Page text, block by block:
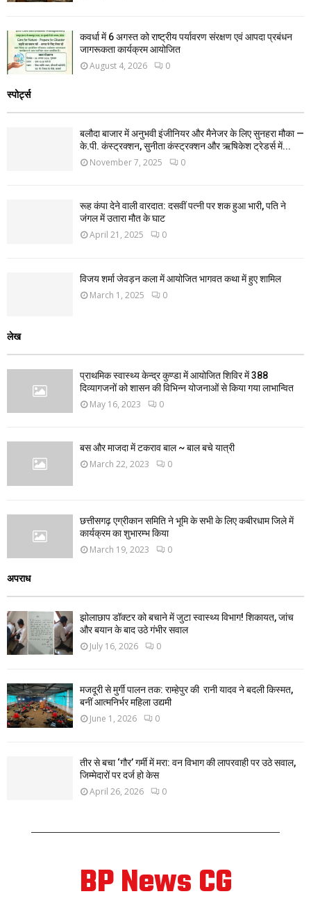
कवर्धा में 6 अगस्त को राष्ट्रीय पर्यावरण संरक्षण एवं आपदा प्रबंधन
जागरूकता कार्यक्रम आयोजित
August 4, 2026 0
स्पोर्ट्स
बलौदा बाजार में अनुभवी इंजीनियर और मैनेजर के लिए सुनहरा मौका —
के.पी. कंस्ट्रक्शन, सुनीता कंस्ट्रक्शन और ऋषिकेश ट्रेडर्स में...
November 7, 2025 0
रूह कंपा देने वाली वारदात: दसवीं पत्नी पर शक हुआ भारी, पति ने
जंगल में उतारा मौत के घाट
April 21, 2025 0
विजय शर्मा जेवड़न कला में आयोजित भागवत कथा में हुए शामिल
March 1, 2025 0
लेख
प्राथमिक स्वास्थ्य केन्द्र कुण्डा में आयोजित शिविर में 388
दिव्यागजनों को शासन की विभिन्न योजनाओं से किया गया लाभान्वित
May 16, 2023 0
बस और माजदा में टकराव बाल ~ बाल बचे यात्री
March 22, 2023 0
छत्तीसगढ़ एग्रीकान समिति ने भूमि के सभी के लिए कबीरधाम जिले में
कार्यक्रम का शुभारम्भ किया
March 19, 2023 0
अपराध
झोलाछाप डॉक्टर को बचाने में जुटा स्वास्थ्य विभाग! शिकायत, जांच
और बयान के बाद उठे गंभीर सवाल
July 16, 2026 0
मजदूरी से मुर्गी पालन तक: राम्हेपुर की रानी यादव ने बदली किस्मत,
बनीं आत्मनिर्भर महिला उद्यमी
June 1, 2026 0
तीर से बचा ‘गौर’ गर्मी में मरा: वन विभाग की लापरवाही पर उठे सवाल,
जिम्मेदारों पर दर्ज हो केस
April 26, 2026 0
BP News CG